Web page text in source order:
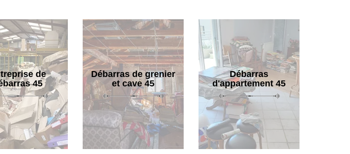
de
45
Débarras de grenier
et cave 45
Débarras
d'appartement 45